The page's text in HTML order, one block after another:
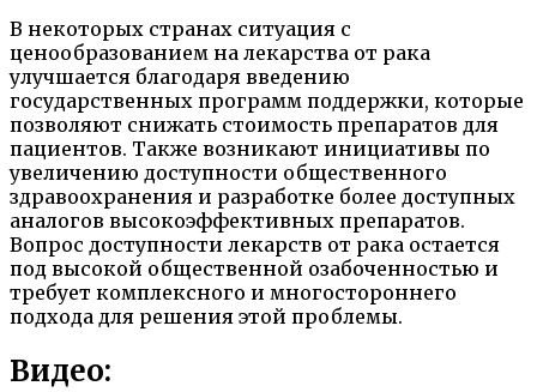
В некоторых странах ситуация с
ценообразованием на лекарства от рака
улучшается благодаря введению
государственных программ поддержки, которые
позволяют снижать стоимость препаратов для
пациентов. Также возникают инициативы по
увеличению доступности общественного
здравоохранения и разработке более доступных
аналогов высокоэффективных препаратов.
Вопрос доступности лекарств от рака остается
под высокой общественной озабоченностью и
требует комплексного и многостороннего
подхода для решения этой проблемы.
Видео: